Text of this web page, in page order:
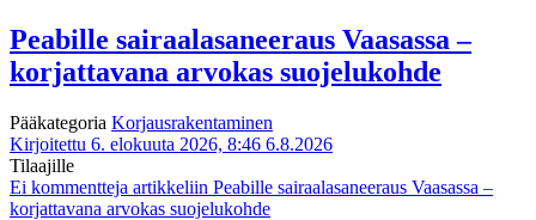
Peabille sairaalasaneeraus Vaasassa –
korjattavana arvokas suojelukohde
Pääkategoria Korjausrakentaminen
Kirjoitettu 6. elokuuta 2026, 8:46 6.8.2026
Tilaajille
Ei kommentteja artikkeliin Peabille sairaalasaneeraus Vaasassa –
korjattavana arvokas suojelukohde